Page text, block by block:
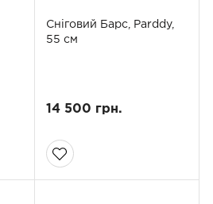
Сніговий Барс, Parddy,
55 см
14 500 грн.